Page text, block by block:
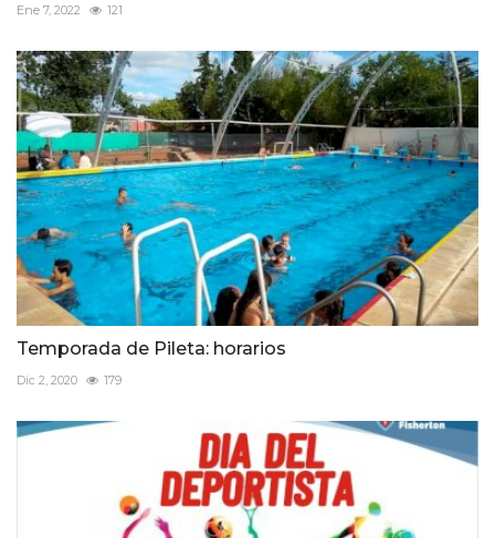
Ene 7, 2022 121
Temporada de Pileta: horarios
Dic 2, 2020 179